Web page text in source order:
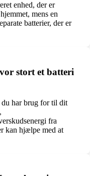
enhed, der er
mens en
batterier, der er
stort et batteri
du har brug for til dit
fra
kan hjælpe med at